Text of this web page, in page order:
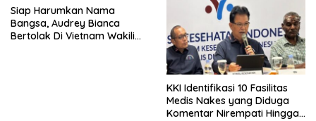
Siap Harumkan Nama
Bangsa, Audrey Bianca
Bertolak Di Vietnam Wakili
KKI Identifikasi 10 Fasilitas
Medis Nakes yang Diduga
Komentar Nirempati Hingga